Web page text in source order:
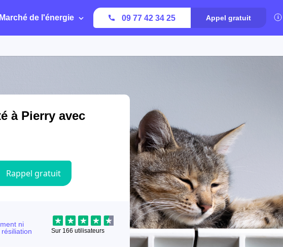
Marché de l'énergie 09 77 42 34 25 Appel gratuit